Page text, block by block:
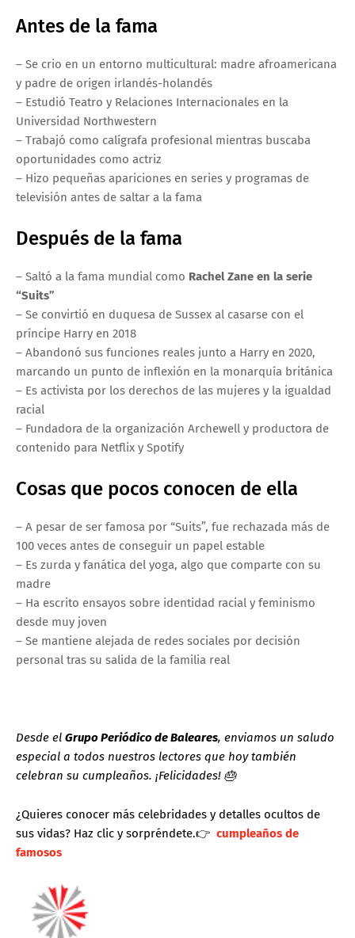
Antes de la fama
– Se crio en un entorno multicultural: madre afroamericana
y padre de origen irlandés-holandés
– Estudió Teatro y Relaciones Internacionales en la
Universidad Northwestern
– Trabajó como calígrafa profesional mientras buscaba
oportunidades como actriz
– Hizo pequeñas apariciones en series y programas de
televisión antes de saltar a la fama
Después de la fama
– Saltó a la fama mundial como Rachel Zane en la serie
“Suits”
– Se convirtió en duquesa de Sussex al casarse con el
príncipe Harry en 2018
– Abandonó sus funciones reales junto a Harry en 2020,
marcando un punto de inflexión en la monarquía británica
– Es activista por los derechos de las mujeres y la igualdad
racial
– Fundadora de la organización Archewell y productora de
contenido para Netflix y Spotify
Cosas que pocos conocen de ella
– A pesar de ser famosa por “Suits”, fue rechazada más de
100 veces antes de conseguir un papel estable
– Es zurda y fanática del yoga, algo que comparte con su
madre
– Ha escrito ensayos sobre identidad racial y feminismo
desde muy joven
– Se mantiene alejada de redes sociales por decisión
personal tras su salida de la familia real
Desde el Grupo Periódico de Baleares, enviamos un saludo
especial a todos nuestros lectores que hoy también
celebran su cumpleaños. ¡Felicidades! 🎂
¿Quieres conocer más celebridades y detalles ocultos de
sus vidas? Haz clic y sorpréndete.👉 cumpleaños de
famosos